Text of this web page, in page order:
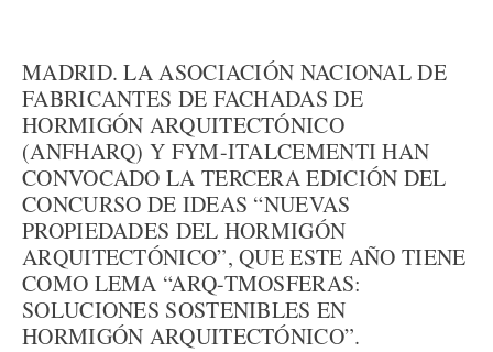
MADRID. LA ASOCIACIÓN NACIONAL DE
FABRICANTES DE FACHADAS DE
HORMIGÓN ARQUITECTÓNICO
(ANFHARQ) Y FYM-ITALCEMENTI HAN
CONVOCADO LA TERCERA EDICIÓN DEL
CONCURSO DE IDEAS “NUEVAS
PROPIEDADES DEL HORMIGÓN
ARQUITECTÓNICO”, QUE ESTE AÑO TIENE
COMO LEMA “ARQ-TMOSFERAS:
SOLUCIONES SOSTENIBLES EN
HORMIGÓN ARQUITECTÓNICO”.